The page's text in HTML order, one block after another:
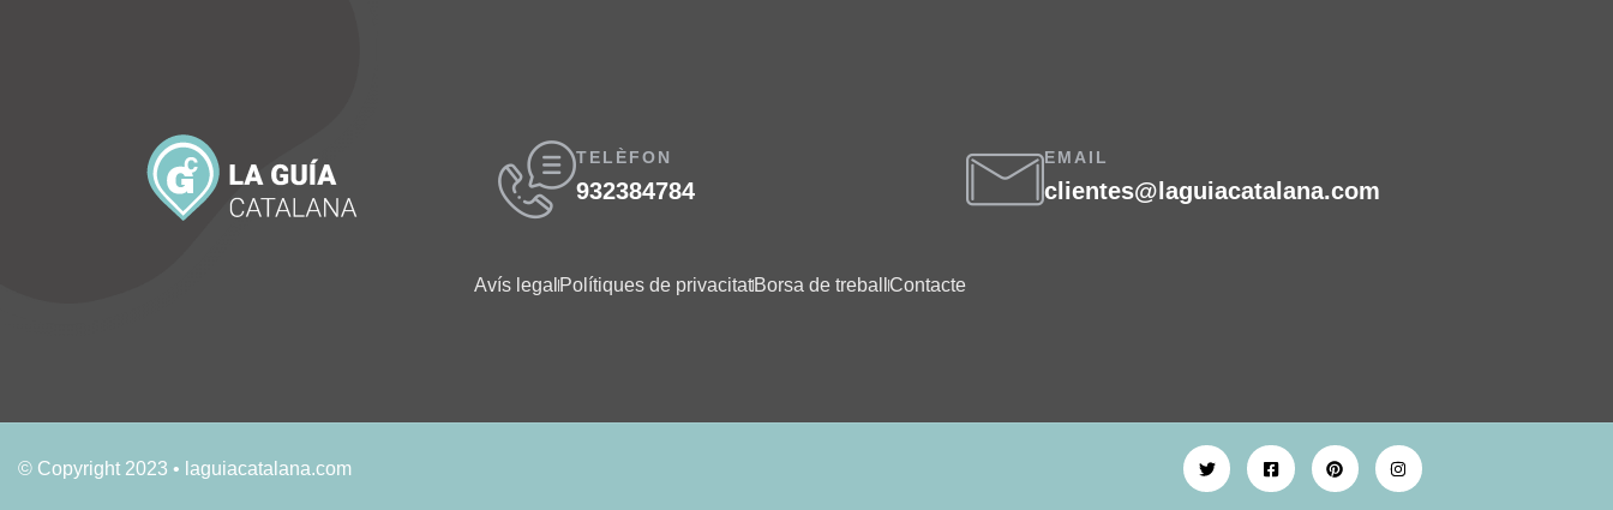
TELÈFON
932384784
EMAIL
clientes@laguiacatalana.com
Avís legal Polítiques de privacitatBorsa de treball Contacte
© Copyright 2023 • laguiacatalana.com